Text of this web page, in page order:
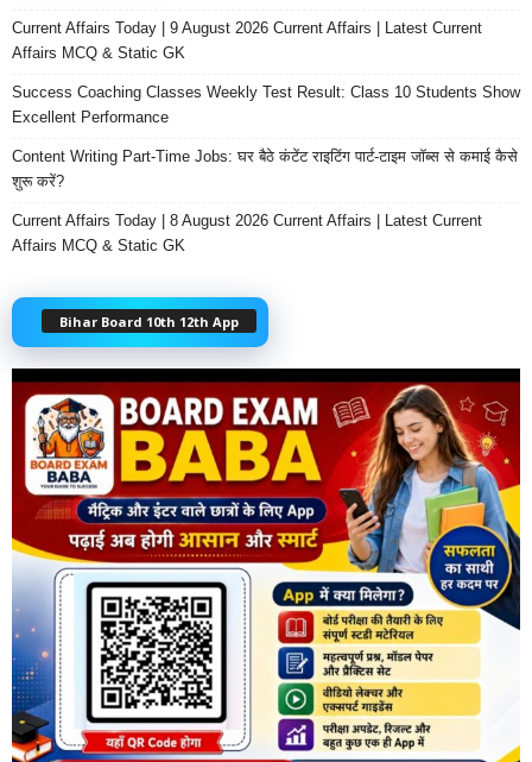
Current Affairs Today | 9 August 2026 Current Affairs | Latest Current
Affairs MCQ & Static GK
Success Coaching Classes Weekly Test Result: Class 10 Students Show
Excellent Performance
Content Writing Part-Time Jobs: घर बैठे कंटेंट राइटिंग पार्ट-टाइम जॉब्स से कमाई कैसे
शुरू करें?
Current Affairs Today | 8 August 2026 Current Affairs | Latest Current
Affairs MCQ & Static GK
Bihar Board 10th 12th App